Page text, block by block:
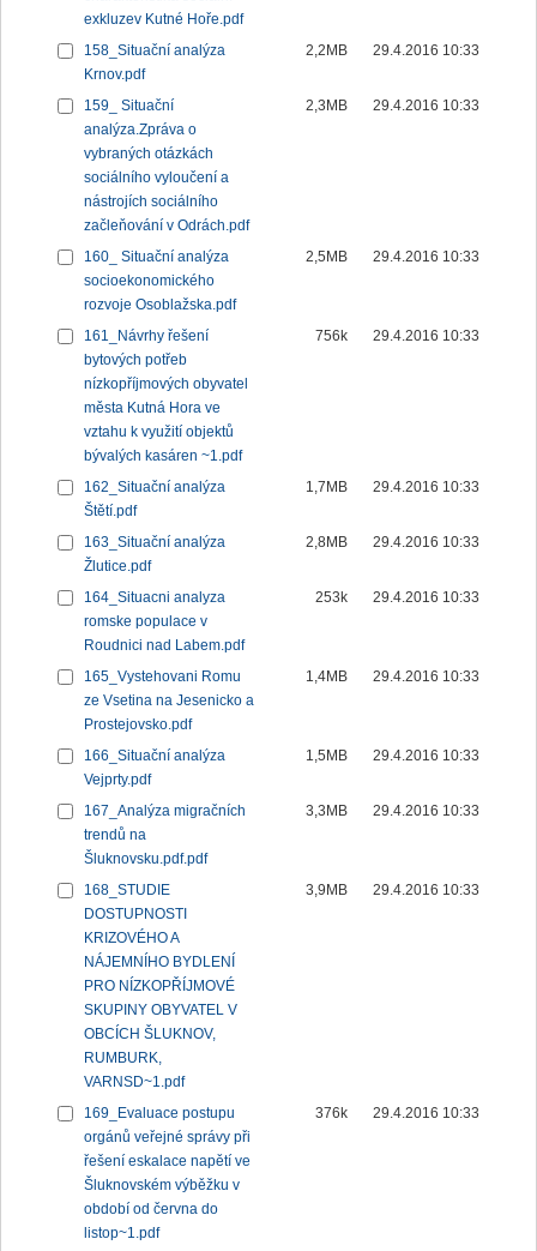
exkluzev Kutné Hoře.pdf
158_Situační analýza
Krnov.pdf
2,2MB 29.4.2016 10:33
159_ Situační
analýza.Zpráva o
vybraných otázkách
sociálního vyloučení a
nástrojích sociálního
začleňování v Odrách.pdf
2,3MB 29.4.2016 10:33
160_ Situační analýza
socioekonomického
rozvoje Osoblažska.pdf
2,5MB 29.4.2016 10:33
161_Návrhy řešení
bytových potřeb
nízkopříjmových obyvatel
města Kutná Hora ve
vztahu k využití objektů
bývalých kasáren ~1.pdf
756k 29.4.2016 10:33
162_Situační analýza
Štětí.pdf
1,7MB 29.4.2016 10:33
163_Situační analýza
Žlutice.pdf
2,8MB 29.4.2016 10:33
164_Situacni analyza
romske populace v
Roudnici nad Labem.pdf
253k 29.4.2016 10:33
165_Vystehovani Romu
ze Vsetina na Jesenicko a
Prostejovsko.pdf
1,4MB 29.4.2016 10:33
166_Situační analýza
Vejprty.pdf
1,5MB 29.4.2016 10:33
167_Analýza migračních
trendů na
Šluknovsku.pdf.pdf
3,3MB 29.4.2016 10:33
168_STUDIE
DOSTUPNOSTI
KRIZOVÉHO A
NÁJEMNÍHO BYDLENÍ
PRO NÍZKOPŘÍJMOVÉ
SKUPINY OBYVATEL V
OBCÍCH ŠLUKNOV,
RUMBURK,
VARNSD~1.pdf
3,9MB 29.4.2016 10:33
169_Evaluace postupu
orgánů veřejné správy při
řešení eskalace napětí ve
Šluknovském výběžku v
období od června do
listop~1.pdf
376k 29.4.2016 10:33